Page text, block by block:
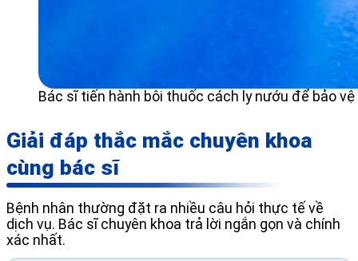
Bác sĩ tiến hành bôi thuốc cách ly nướu để bảo
Giải đáp thắc mắc chuyên khoa
cùng bác sĩ
Bệnh nhân thường đặt ra nhiều câu hỏi thực tế về
dịch vụ. Bác sĩ chuyên khoa trả lời ngắn gọn và chính
xác nhất.